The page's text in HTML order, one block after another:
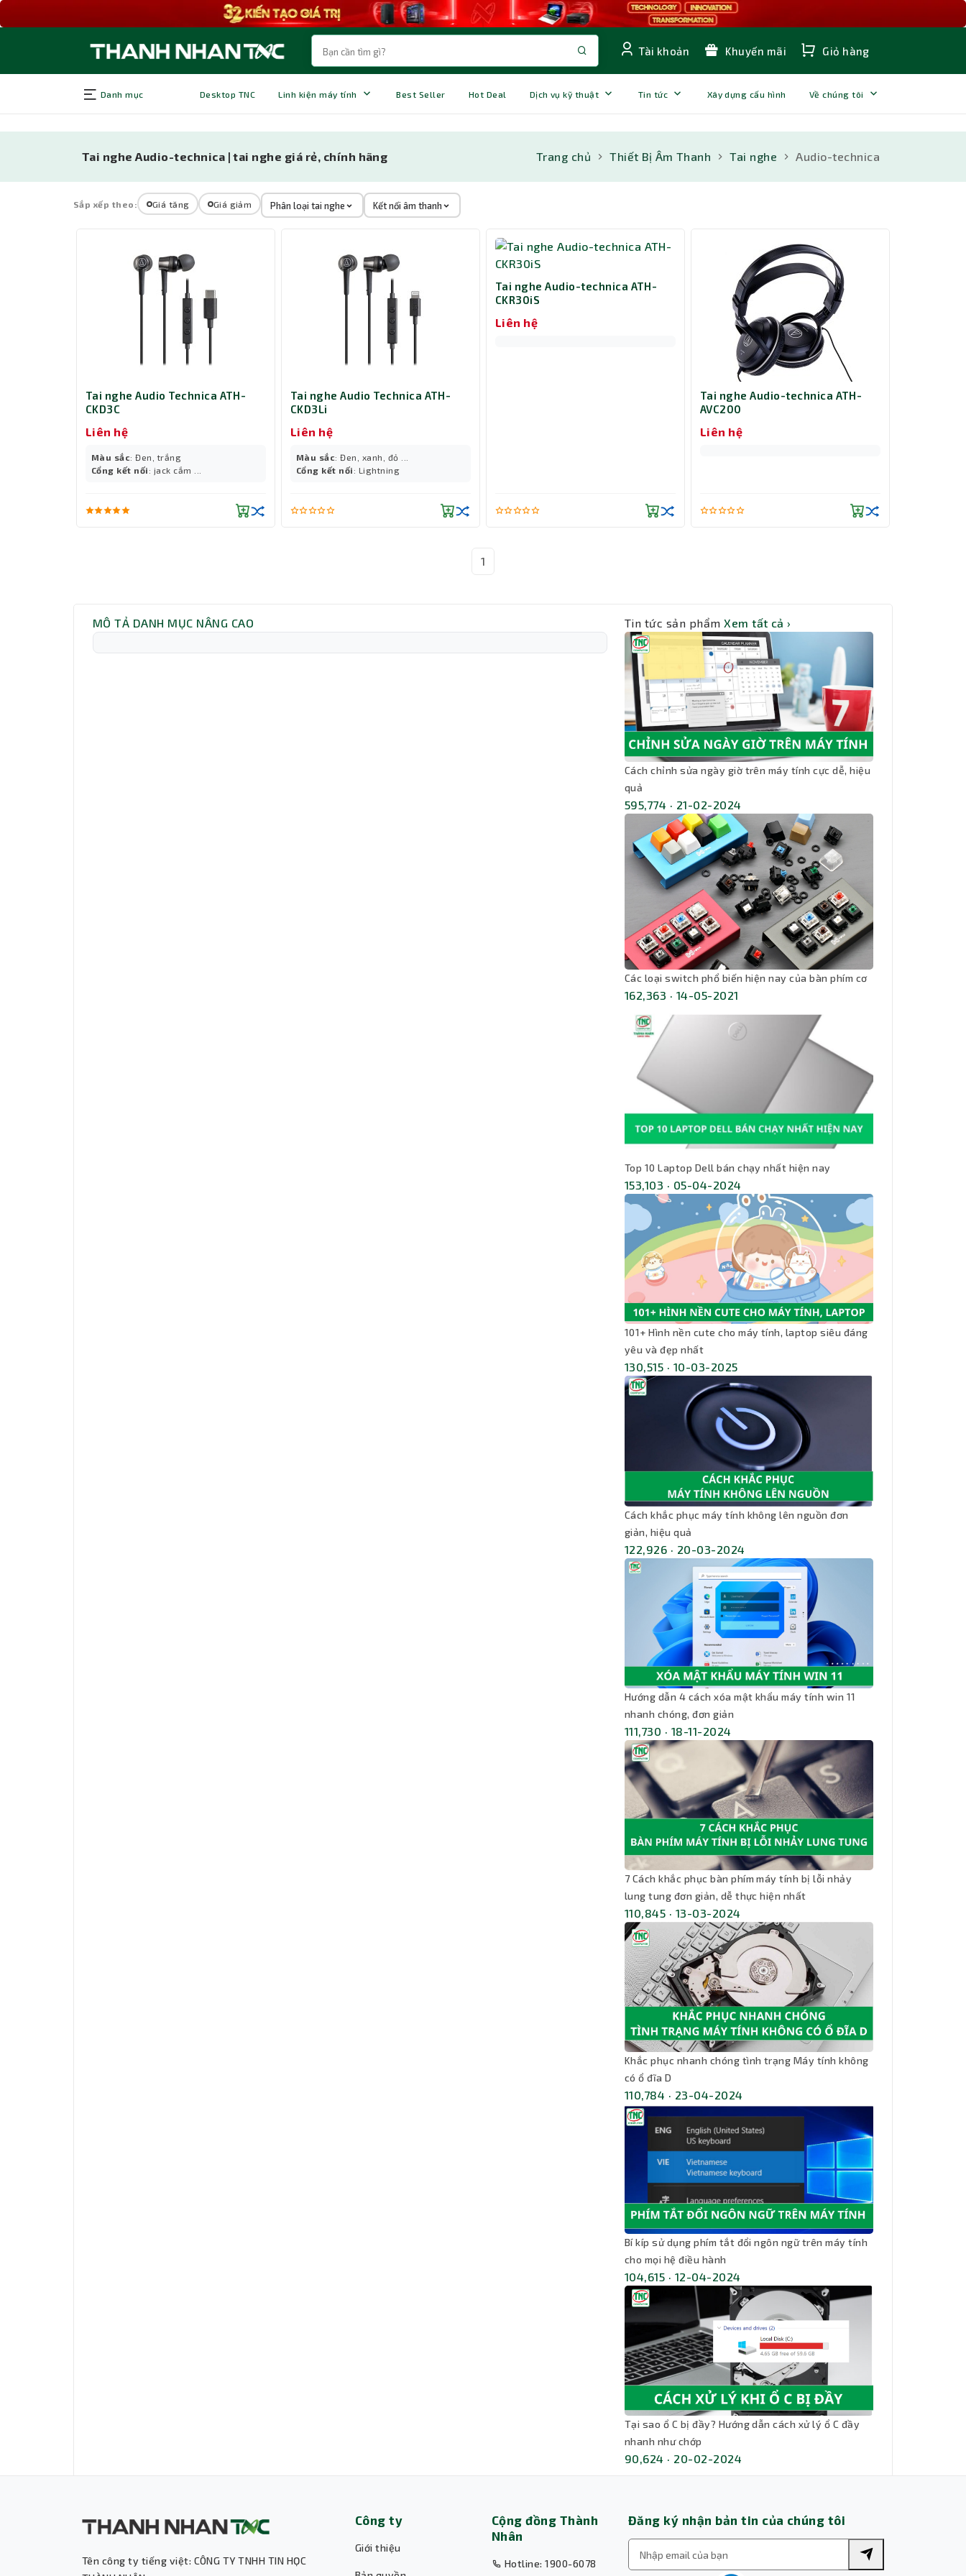
Tài khoản Khuyến mãi Giỏ hàng
Danh mục Desktop TNC Linh kiện máy tính Best Seller Hot Deal Dịch vụ kỹ thuật Tin tức Xây dựng cấu hình Về chúng tôi
Tai nghe Audio-technica | tai nghe giá rẻ, chính hãng Trang chủ Thiết Bị Âm Thanh Tai nghe Audio-technica
Sắp xếp theo: Giá tăng Giá giảm Phân loại tai nghe Kết nối âm thanh
Tai nghe Audio Technica ATH-
CKD3C
Liên hệ
Màu sắc: Đen, trắng
Cổng kết nối : jack cắm ...
Tai nghe Audio Technica ATH-
CKD3Li
Liên hệ
Màu sắc: Đen, xanh, đỏ ...
Cổng kết nối : Lightning
Tai nghe Audio-technica ATH-
CKR30iS
Liên hệ
Tai nghe Audio-technica ATH-
AVC200
Liên hệ
1
MÔ TẢ DANH MỤC NÂNG CAO Tin tức sản phẩm Xem tất cả ›
Cách chỉnh sửa ngày giờ trên máy tính cực dễ, hiệu
quả
595,774 · 21-02-2024
Các loại switch phổ biến hiện nay của bàn phím cơ
162,363 · 14-05-2021
Top 10 Laptop Dell bán chạy nhất hiện nay
153,103 · 05-04-2024
101+ Hình nền cute cho máy tính, laptop siêu đáng
yêu và đẹp nhất
130,515 · 10-03-2025
Cách khắc phục máy tính không lên nguồn đơn
giản, hiệu quả
122,926 · 20-03-2024
Hướng dẫn 4 cách xóa mật khẩu máy tính win 11
nhanh chóng, đơn giản
111,730 · 18-11-2024
7 Cách khắc phục bàn phím máy tính bị lỗi nhảy
lung tung đơn giản, dễ thực hiện nhất
110,845 · 13-03-2024
Khắc phục nhanh chóng tình trạng Máy tính không
có ổ đĩa D
110,784 · 23-04-2024
Bí kíp sử dụng phím tắt đổi ngôn ngữ trên máy tính
cho mọi hệ điều hành
104,615 · 12-04-2024
Tại sao ổ C bị đầy? Hướng dẫn cách xử lý ổ C đầy
nhanh như chớp
90,624 · 20-02-2024
Tên công ty tiếng việt: CÔNG TY TNHH TIN HỌC
Công ty
Giới thiệu
Cộng đồng Thành
Nhân
Hotline: 1900-6078
Đăng ký nhận bản tin của chúng tôi
Thành Nhân TNC
Trợ lý AI • Phản hồi tức thì